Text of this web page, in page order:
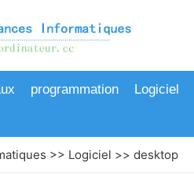
programmation
Logiciel
>> Logiciel >> desktop